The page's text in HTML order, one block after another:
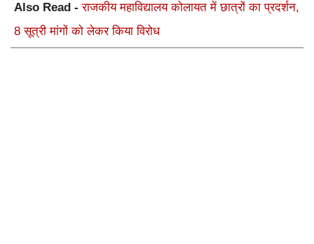
Also Read -राजकीय महाविद्यालय कोलायत में छात्रों का प्रदर्शन,
8 सूत्री मांगों को लेकर किया विरोध